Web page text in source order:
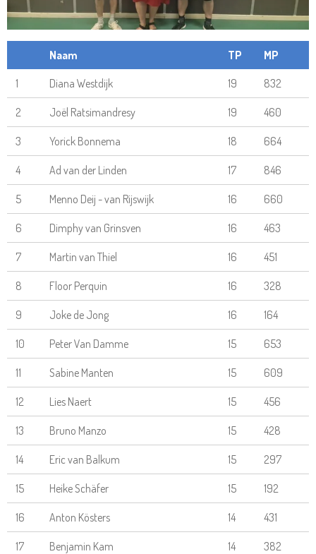
Naam TP
MP
1
Diana Westdijk 19 832
2 Joël Ratsimandresy 19 460
3 Yorick Bonnema 18 664
4 Ad van der Linden 17 846
5 Menno Deij - van Rijswijk 16 660
6 Dimphy van Grinsven 16 463
7 Martin van Thiel 16 451
8 Floor Perquin 16 328
9 Joke de Jong 16 164
10 Peter Van Damme 15 653
11 Sabine Manten 15 609
12 Lies Naert 15 456
13 Bruno Manzo 15 428
14 Eric van Balkum 15 297
15 Heike Schäfer 15 192
16 Anton Kösters 14 431
17 Benjamin Kam 14 382